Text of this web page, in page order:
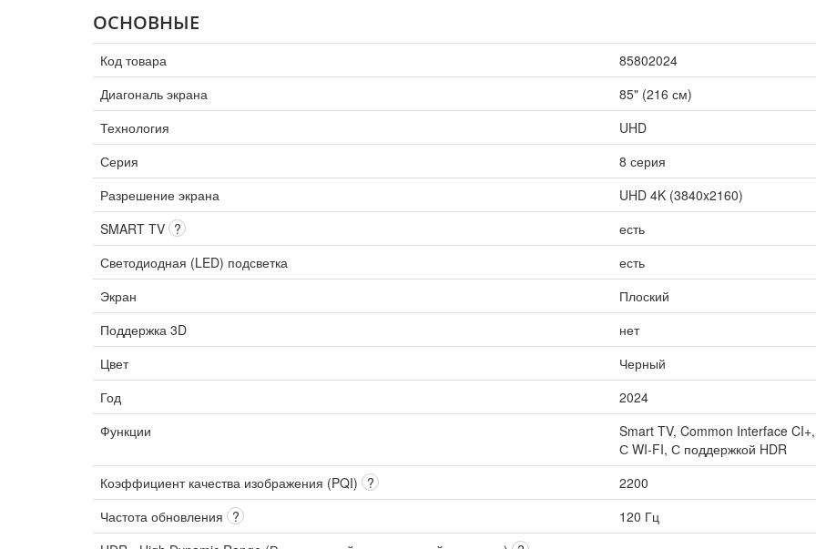
ОСНОВНЫЕ
Код товара
85802024
Диагональ экрана
85" (216 см)
Технология
UHD
Серия
8 серия
Разрешение экрана
UHD 4K (3840x2160)
SMART TV ?
есть
Светодиодная (LED) подсветка
есть
Экран
Плоский
Поддержка 3D
нет
Цвет
Черный
Год
2024
Функции
Smart TV, Common Interface
С WI-FI, С поддержкой HDR
Коэффициент качества изображения (PQI) ?
2200
Частота обновления ?
120 Гц